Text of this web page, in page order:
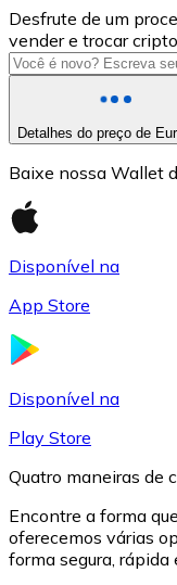
USD Coin
USDC
Desfrute de um
vender e trocar
Detalhes do preço de
Baixe nossa Wallet
Disponível na
App Store
Disponível na
Play Store
Quatro maneiras de
Encontre a forma
oferecemos várias
forma segura, rápida